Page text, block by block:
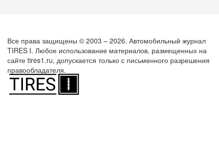
Все права защищены © 2003 – 2026. Автомобильный журнал
TIRES I. Любое использование материалов, размещенных на
сайте tires1.ru, допускается только с письменного разрешения
правообладателя.